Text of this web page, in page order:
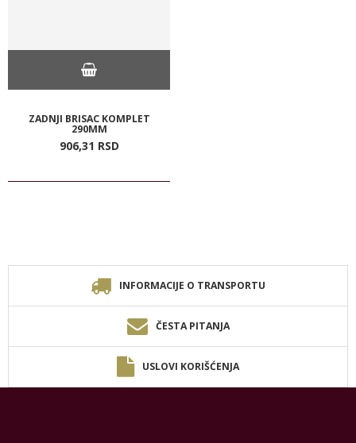
ZADNJI BRISAC KOMPLET
290MM
906,31 RSD
INFORMACIJE O TRANSPORTU
ČESTA PITANJA
USLOVI KORIŠĆENJA